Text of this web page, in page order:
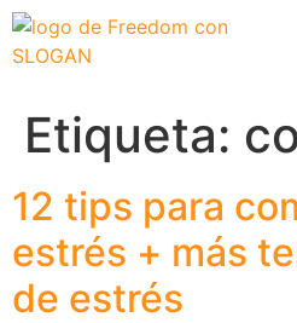
Etiqueta:
12 tips para
estrés + más
de estrés